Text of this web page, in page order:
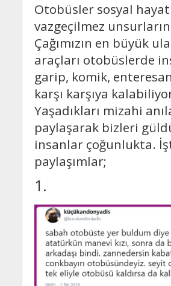
Otobüsler sosyal
vazgeçilmez
Çağımızın en büyük
araçları otobüslerde
garip, komik,
karşı karşıya
Yaşadıkları mizahi
paylaşarak bizleri
insanlar çoğunlukta.
paylaşımlar;
1.